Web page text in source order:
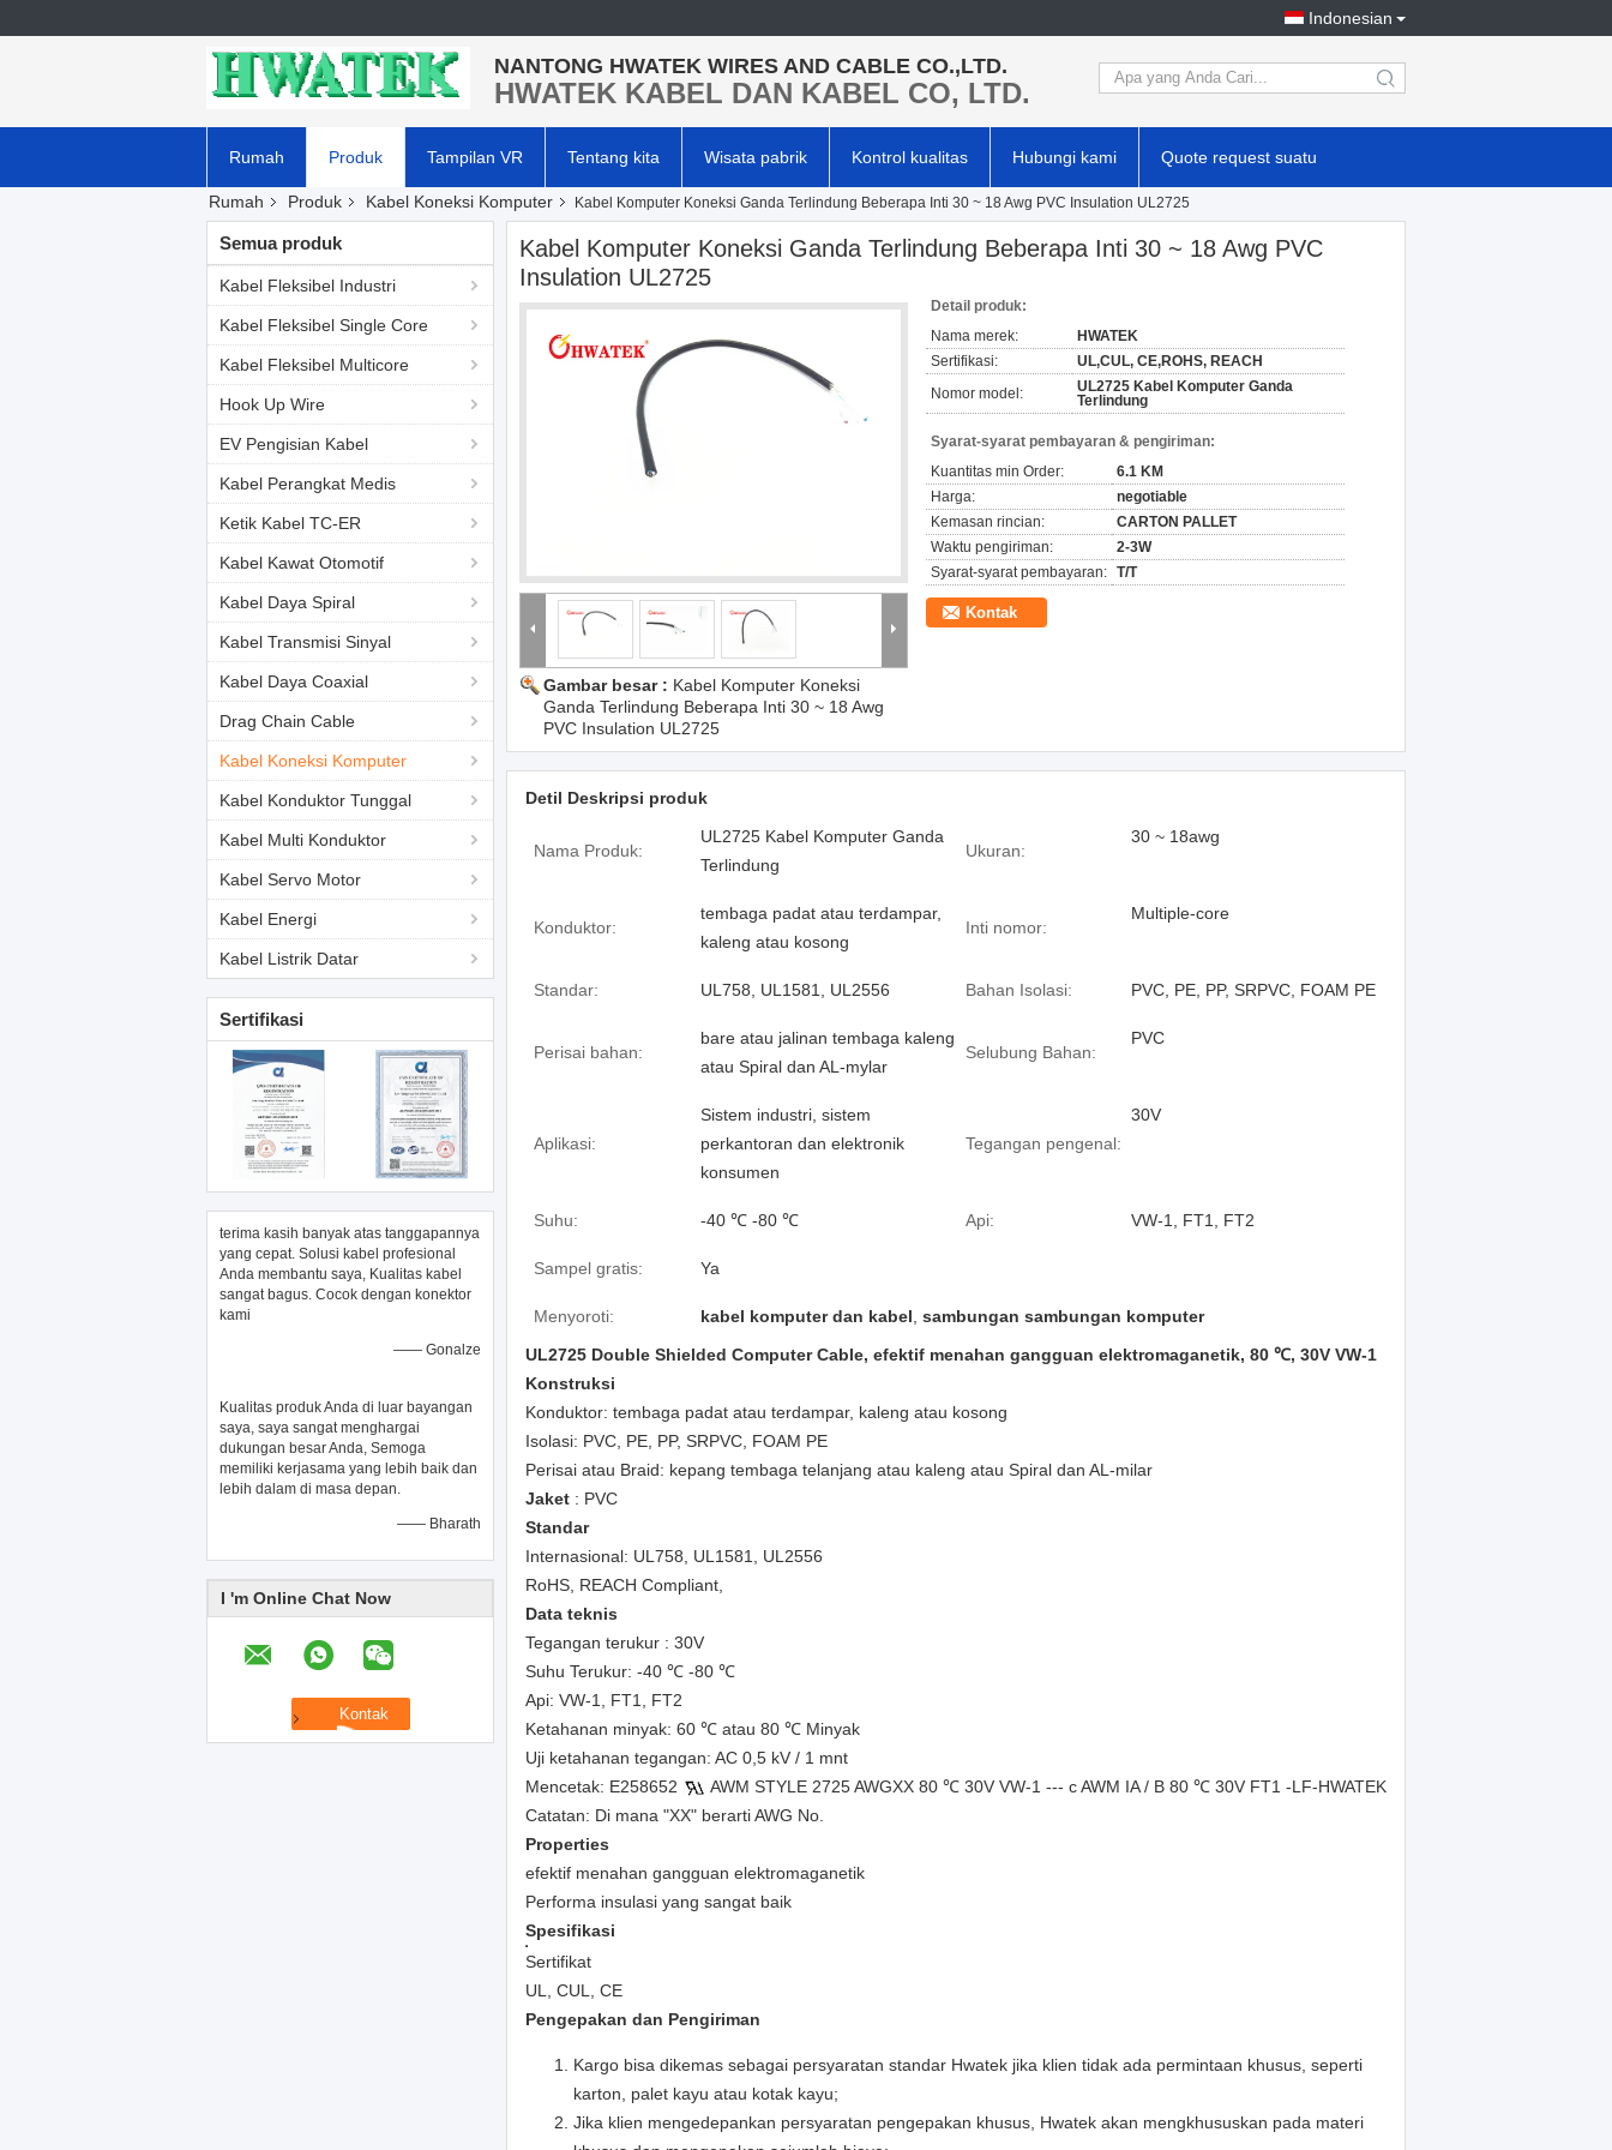
Indonesian
NANTONG HWATEK WIRES AND CABLE CO.,LTD.
HWATEK KABEL DAN KABEL CO, LTD. search
Rumah Produk Tampilan VR Tentang kita Wisata pabrik Kontrol kualitas Hubungi kami Quote request suatu
Rumah Produk Kabel Koneksi Komputer Kabel Komputer Koneksi Ganda Terlindung Beberapa Inti 30 ~ 18 Awg PVC Insulation UL2725
Semua produk
Kabel Fleksibel Industri
Kabel Fleksibel Single Core
Kabel Fleksibel Multicore
Hook Up Wire
EV Pengisian Kabel
Kabel Perangkat Medis
Ketik Kabel TC-ER
Kabel Kawat Otomotif
Kabel Daya Spiral
Kabel Transmisi Sinyal
Kabel Daya Coaxial
Drag Chain Cable
Kabel Koneksi Komputer
Kabel Konduktor Tunggal
Kabel Multi Konduktor
Kabel Servo Motor
Kabel Energi
Kabel Listrik Datar
Sertifikasi
terima kasih banyak atas tanggapannya
yang cepat. Solusi kabel profesional
Anda membantu saya, Kualitas kabel
sangat bagus. Cocok dengan konektor
kami
—— Gonalze
Kualitas produk Anda di luar bayangan
saya, saya sangat menghargai
dukungan besar Anda, Semoga
memiliki kerjasama yang lebih baik dan
lebih dalam di masa depan.
—— Bharath
I 'm Online Chat Now
Kabel Komputer Koneksi Ganda Terlindung Beberapa Inti 30 ~ 18 Awg PVC
Insulation UL2725
Gambar besar : Kabel Komputer Koneksi
Ganda Terlindung Beberapa Inti 30 ~ 18 Awg
PVC Insulation UL2725
Detail produk:
Nama merek:
HWATEK
Sertifikasi:
UL,CUL, CE,ROHS, REACH
Nomor model:
UL2725 Kabel Komputer Ganda
Terlindung
Syarat-syarat pembayaran & pengiriman:
Kuantitas min Order:
6.1 KM
Harga:
negotiable
Kemasan rincian:
CARTON PALLET
Waktu pengiriman:
2-3W
Syarat-syarat pembayaran: T/T
Kontak
Detil Deskripsi produk
Nama Produk:
UL2725 Kabel Komputer Ganda
Terlindung
Ukuran:
30 ~ 18awg
Konduktor:
tembaga padat atau terdampar,
kaleng atau kosong
Inti nomor:
Multiple-core
Standar: UL758, UL1581, UL2556 Bahan Isolasi: PVC, PE, PP, SRPVC, FOAM PE
Perisai bahan:
bare atau jalinan tembaga kaleng
atau Spiral dan AL-mylar
Selubung Bahan:
PVC
Aplikasi:
Sistem industri, sistem
perkantoran dan elektronik
konsumen
Tegangan pengenal:
30V
Suhu: -40 ℃ -80 ℃ Api: VW-1, FT1, FT2
Sampel gratis: Ya
Menyoroti: kabel komputer dan kabel sambungan sambungan komputer
UL2725 Double Shielded Computer Cable, efektif menahan gangguan elektromaganetik, 80 ℃, 30V VW-1
Konstruksi
Konduktor: tembaga padat atau terdampar, kaleng atau kosong
Isolasi: PVC, PE, PP, SRPVC, FOAM PE
Perisai atau Braid: kepang tembaga telanjang atau kaleng atau Spiral dan AL-milar
Jaket : PVC
Standar
Internasional: UL758, UL1581, UL2556
RoHS, REACH Compliant,
Data teknis
Tegangan terukur : 30V
Suhu Terukur: -40 ℃ -80 ℃
Api: VW-1, FT1, FT2
Ketahanan minyak: 60 ℃ atau 80 ℃ Minyak
Uji ketahanan tegangan: AC 0,5 kV / 1 mnt
Mencetak: E258652
AWM STYLE 2725 AWGXX 80 ℃ 30V VW-1 --- c AWM IA / B 80 ℃ 30V FT1 -LF-HWATEK
Catatan: Di mana "XX" berarti AWG No.
Properties
efektif menahan gangguan elektromaganetik
Performa insulasi yang sangat baik
Spesifikasi
Sertifikat
UL, CUL, CE
Pengepakan dan Pengiriman
Kargo bisa dikemas sebagai persyaratan standar Hwatek jika klien tidak ada permintaan khusus, seperti
karton, palet kayu atau kotak kayu;
Jika klien mengedepankan persyaratan pengepakan khusus, Hwatek akan mengkhususkan pada materi